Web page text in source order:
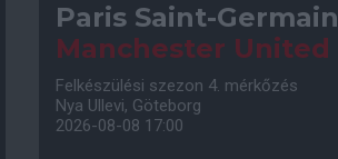
Paris Saint-Germain
Manchester United
Felkészülési szezon 4. mérkőzés
Nya Ullevi, Göteborg
2026-08-08 17:00